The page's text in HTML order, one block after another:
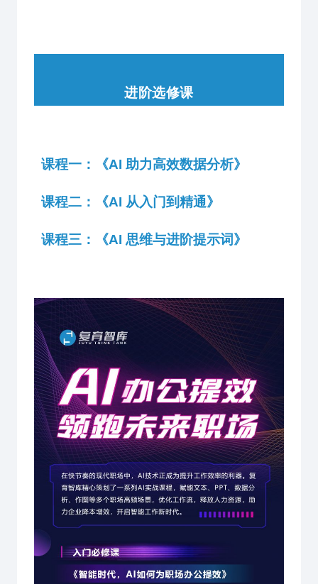
进阶选修课
课程一：《AI 助力高效数据分析》
课程二：《AI 从入门到精通》
课程三：《AI 思维与进阶提示词》